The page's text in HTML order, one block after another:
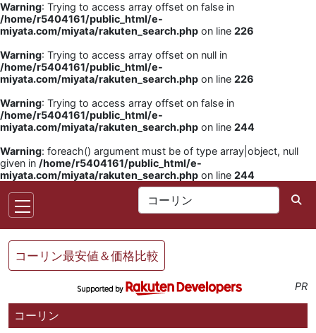
Warning: Trying to access array offset on false in
/home/r5404161/public_html/e-
miyata.com/miyata/rakuten_search.php on line 226
Warning: Trying to access array offset on null in
/home/r5404161/public_html/e-
miyata.com/miyata/rakuten_search.php on line 226
Warning: Trying to access array offset on false in
/home/r5404161/public_html/e-
miyata.com/miyata/rakuten_search.php on line 244
Warning: foreach() argument must be of type array|object, null
given in /home/r5404161/public_html/e-
miyata.com/miyata/rakuten_search.php on line 244
コーリン最安値＆価格比較
PR
コーリン